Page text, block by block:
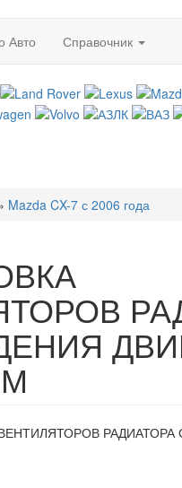
Авто Справочник
Mazda CX-7 с 2006 года